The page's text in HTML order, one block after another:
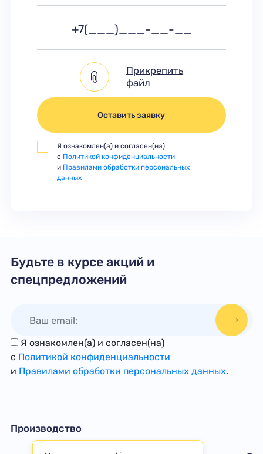
Прикрепить
файл
Оставить заявку
Я ознакомлен(а) и согласен(на)
с Политикой конфиденциальности
и Правилами обработки персональных
данных
Будьте в курсе акций и
спецпредложений
Я ознакомлен(а) и согласен(на)
с Политикой конфиденциальности
и Правилами обработки персональных данных.
Производство